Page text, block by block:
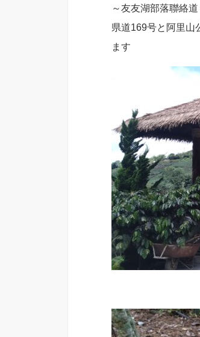
～友友湖部落聯絡道
県道169号と阿里山
ます